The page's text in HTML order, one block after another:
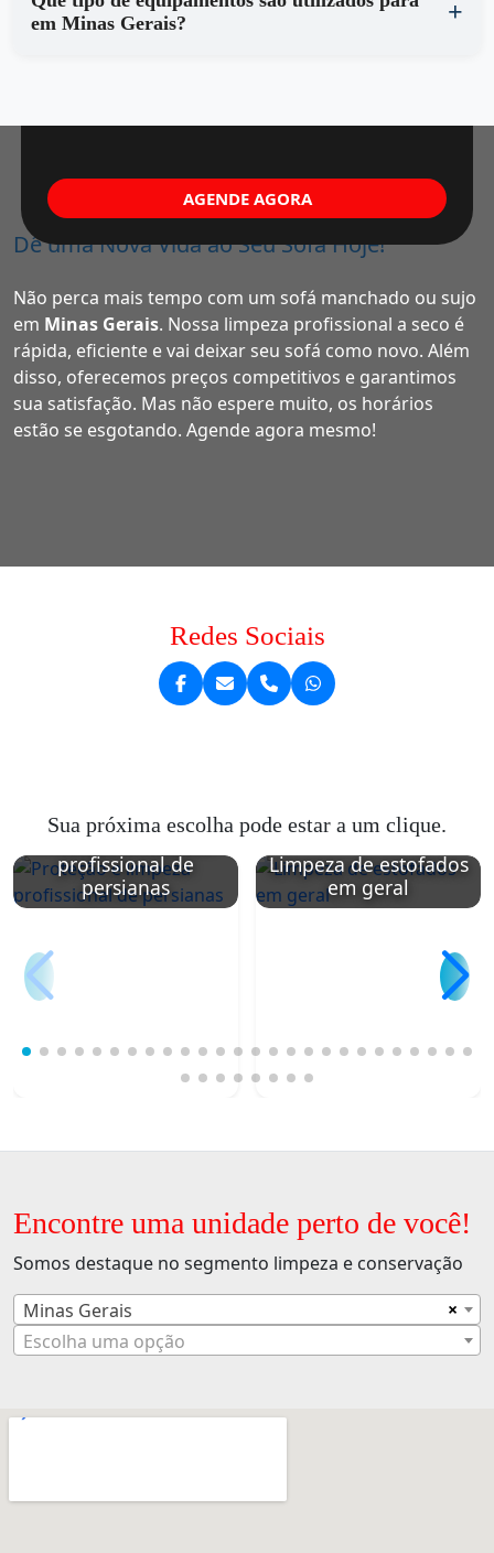
em Minas Gerais?
Dê uma Nova Vida ao Seu Sofá Hoje!
Não perca mais tempo com um sofá manchado ou sujo
em Minas Gerais. Nossa limpeza profissional a seco é
rápida, eficiente e vai deixar seu sofá como novo. Além
disso, oferecemos preços competitivos e garantimos
sua satisfação. Mas não espere muito, os horários
estão se esgotando. Agende agora mesmo!
AGENDE AGORA
Redes Sociais
Sua próxima escolha pode estar a um clique.
Proteção e limpeza
profissional de
persianas
Limpeza de estofados
em geral
Encontre uma unidade perto de você!
Somos destaque no segmento limpeza e conservação
×
Minas Gerais
Escolha uma opção